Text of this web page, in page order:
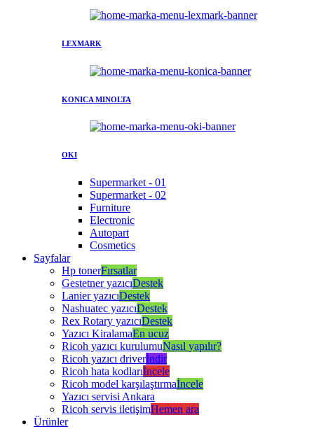
LEXMARK
KONICA MINOLTA
OKI
Supermarket - 01
Supermarket - 02
Furniture
Electronic
Autopart
Cosmetics
Sayfalar
Hp tonerFırsatlar
Gestetner yazıcıDestek
Lanier yazıcıDestek
Nashuatec yazıcıDestek
Rex Rotary yazıcıDestek
Yazıcı KiralamaEn ucuz
Ricoh yazıcı kurulumuNasıl yapılır?
Ricoh yazıcı driverİndir
Ricoh hata kodlarıİncele
Ricoh model karşılaştırmaİncele
Yazıcı servisi Ankara
Ricoh servis iletişimHemen ara
Ürünler